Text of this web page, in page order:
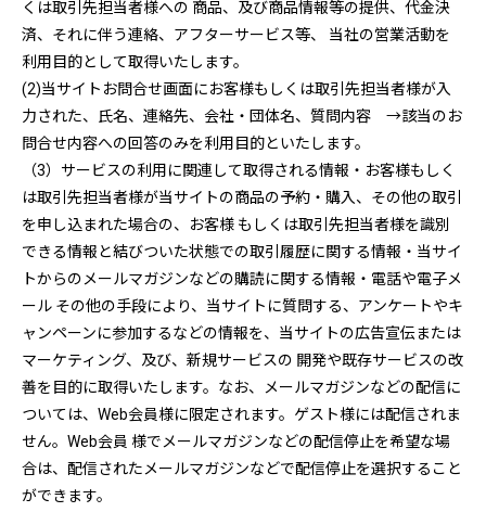
くは取引先担当者様への 商品、及び商品情報等の提供、代金決
済、それに伴う連絡、アフターサービス等、 当社の営業活動を
利用目的として取得いたします。
(2)当サイトお問合せ画面にお客様もしくは取引先担当者様が入
力された、氏名、連絡先、会社・団体名、質問内容 →該当のお
問合せ内容への回答のみを利用目的といたします。
（3）サービスの利用に関連して取得される情報・お客様もしく
は取引先担当者様が当サイトの商品の予約・購入、その他の取引
を申し込まれた場合の、お客様 もしくは取引先担当者様を識別
できる情報と結びついた状態での取引履歴に関する情報・当サイ
トからのメールマガジンなどの購読に関する情報・電話や電子メ
ール その他の手段により、当サイトに質問する、アンケートやキ
ャンペーンに参加するなどの情報を、当サイトの広告宣伝または
マーケティング、及び、新規サービスの 開発や既存サービスの改
善を目的に取得いたします。なお、メールマガジンなどの配信に
ついては、Web会員様に限定されます。ゲスト様には配信されま
せん。Web会員 様でメールマガジンなどの配信停止を希望な場
合は、配信されたメールマガジンなどで配信停止を選択すること
ができます。